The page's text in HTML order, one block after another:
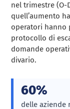
nel trimestre (O-
quell’aumento
operatori hanno
protocollo di
domande
divario.
60%
delle aziende